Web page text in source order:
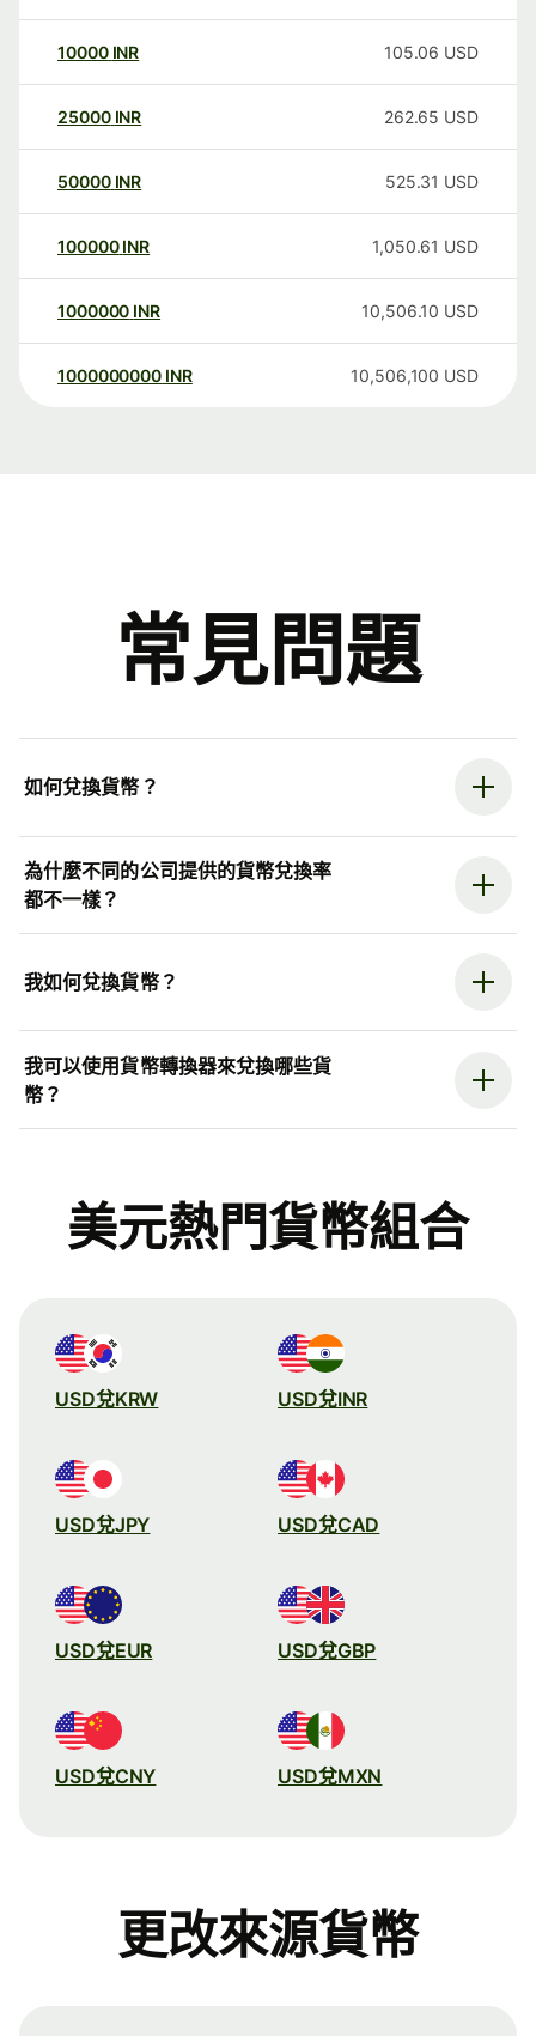
10000 INR 105.06 USD
25000 INR 262.65 USD
50000 INR 525.31 USD
100000 INR 1,050.61 USD
1000000 INR 10,506.10 USD
1000000000 INR 10,506,100 USD
常見問題
如何兌換貨幣？
為什麼不同的公司提供的貨幣兌換率
都不一樣？
我如何兌換貨幣？
我可以使用貨幣轉換器來兌換哪些貨
幣？
美元熱門貨幣組合
USD兌KRW USD兌INR
USD兌JPY USD兌CAD
USD兌EUR USD兌GBP
USD兌CNY USD兌MXN
更改來源貨幣